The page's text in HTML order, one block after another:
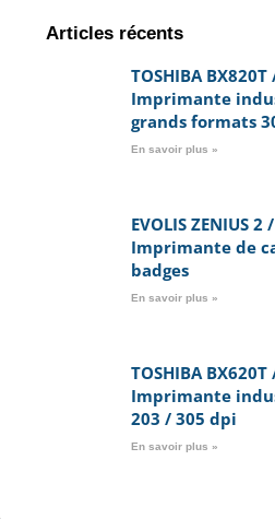
Articles récents
TOSHIBA BX820T
Imprimante
grands formats
En savoir plus »
EVOLIS ZENIUS 2 /
Imprimante de
badges
En savoir plus »
TOSHIBA BX620T
Imprimante
203 / 305 dpi
En savoir plus »